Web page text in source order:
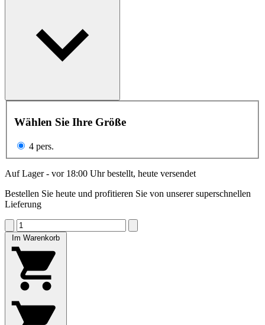
Wählen Sie Ihre Größe
4 pers.
Auf Lager - vor 18:00 Uhr bestellt, heute versendet
Bestellen Sie heute und profitieren Sie von unserer superschnellen
Lieferung
Im Warenkorb